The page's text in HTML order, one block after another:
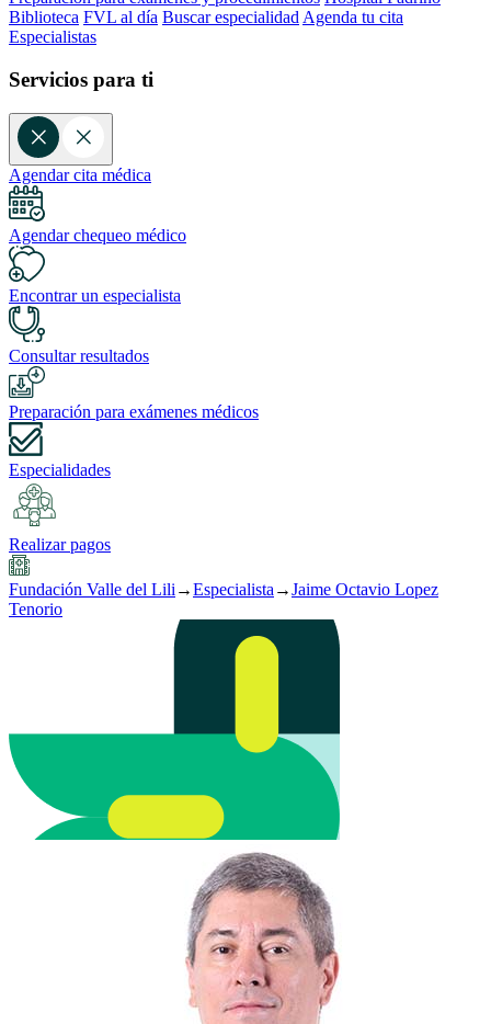
Biblioteca FVL al día Buscar especialidad Agenda tu cita
Especialistas
Servicios para ti
Agendar cita médica
Agendar chequeo médico
Encontrar un especialista
Consultar resultados
Preparación para exámenes médicos
Especialidades
Realizar pagos
Fundación Valle del Lili →Especialista →Jaime Octavio Lopez
Tenorio